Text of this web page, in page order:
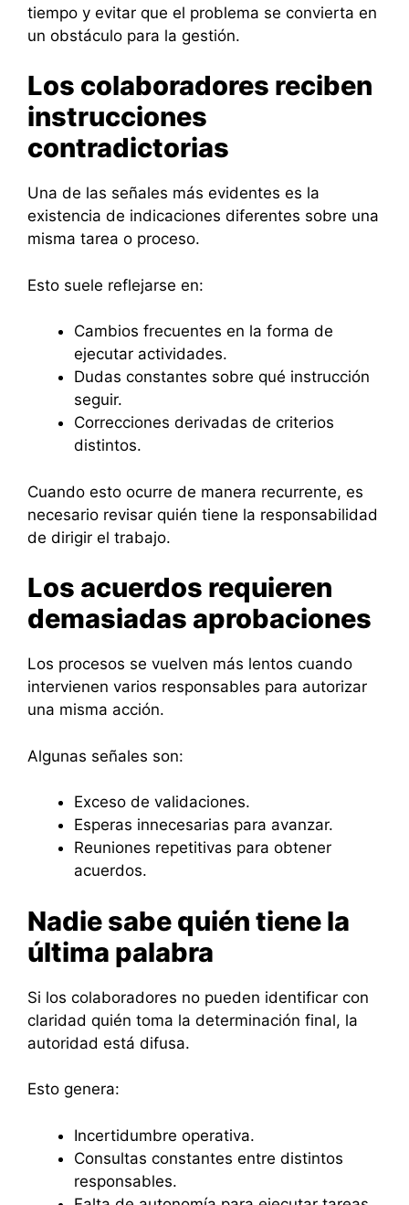
tiempo y evitar que el problema se convierta en
un obstáculo para la gestión.
Los colaboradores reciben
instrucciones
contradictorias
Una de las señales más evidentes es la
existencia de indicaciones diferentes sobre una
misma tarea o proceso.
Esto suele reflejarse en:
Cambios frecuentes en la forma de
ejecutar actividades.
Dudas constantes sobre qué instrucción
seguir.
Correcciones derivadas de criterios
distintos.
Cuando esto ocurre de manera recurrente, es
necesario revisar quién tiene la responsabilidad
de dirigir el trabajo.
Los acuerdos requieren
demasiadas aprobaciones
Los procesos se vuelven más lentos cuando
intervienen varios responsables para autorizar
una misma acción.
Algunas señales son:
Exceso de validaciones.
Esperas innecesarias para avanzar.
Reuniones repetitivas para obtener
acuerdos.
Nadie sabe quién tiene la
última palabra
Si los colaboradores no pueden identificar con
claridad quién toma la determinación final, la
autoridad está difusa.
Esto genera:
Incertidumbre operativa.
Consultas constantes entre distintos
responsables.